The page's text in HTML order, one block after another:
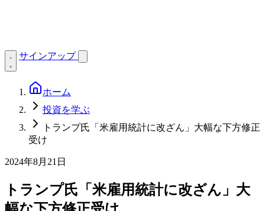
サインアップ
ホーム
投資を学ぶ
トランプ氏「米雇用統計に改ざん」大幅な下方修正
受け
2024年8月21日
トランプ氏「米雇用統計に改ざん」大